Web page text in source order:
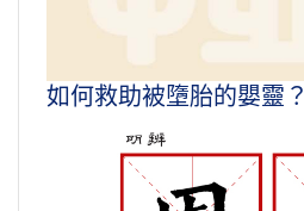
如何救助被墮胎的嬰靈？